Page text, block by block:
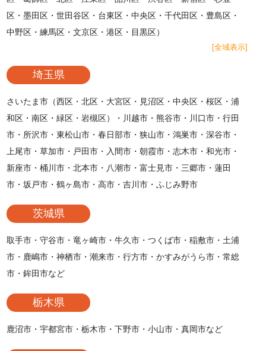
区・墨田区・世田谷区・台東区・中央区・千代田区・豊島区・
中野区・練馬区・文京区・港区・目黒区）
[全域表示]
埼玉県
さいたま市（西区・北区・大宮区・見沼区・中央区・桜区・浦
和区・南区・緑区・岩槻区）・川越市・熊谷市・川口市・行田
市・所沢市・東松山市・春日部市・狭山市・鴻巣市・深谷市・
上尾市・草加市・戸田市・入間市・朝霞市・志木市・和光市・
新座市・桶川市・北本市・八潮市・富士見市・三郷市・蓮田
市・坂戸市・鶴ヶ島市・高市・吉川市・ふじみ野市
茨城県
取手市・守谷市・竜ヶ崎市・牛久市・つくば市・稲敷市・土浦
市・鹿嶋市・神栖市・潮来市・行方市・かすみがうら市・常総
市・鉾田市など
栃木県
鹿沼市・宇都宮市・栃木市・下野市・小山市・真岡市など